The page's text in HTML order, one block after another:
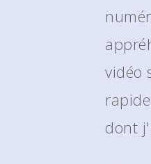
vidéo
dont